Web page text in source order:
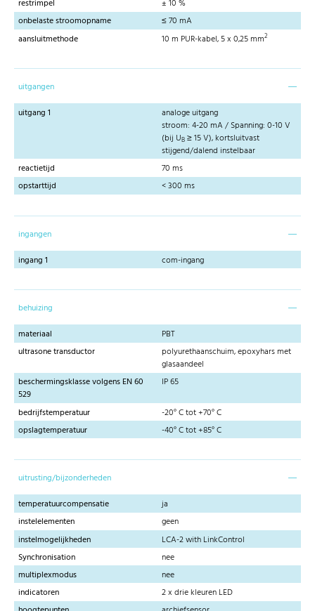
restrimpel
± 10 %
onbelaste stroomopname
≤ 70 mA
aansluitmethode
10 m PUR-kabel, 5 x 0,25 mm2
uitgangen
uitgang 1
analoge uitgang
stroom: 4-20 mA / Spanning: 0-10 V
(bij UB ≥ 15 V), kortsluitvast
stijgend/dalend instelbaar
reactietijd
70 ms
opstarttijd
< 300 ms
ingangen
ingang 1
com-ingang
behuizing
materiaal
PBT
ultrasone transductor
polyurethaanschuim, epoxyhars met
glasaandeel
beschermingsklasse volgens EN 60
529
IP 65
bedrijfstemperatuur
-20° C tot +70° C
opslagtemperatuur
-40° C tot +85° C
uitrusting/bijzonderheden
temperatuurcompensatie
ja
instelelementen
geen
instelmogelijkheden
LCA-2 with LinkControl
Synchronisation
nee
multiplexmodus
nee
indicatoren
2 x drie kleuren LED